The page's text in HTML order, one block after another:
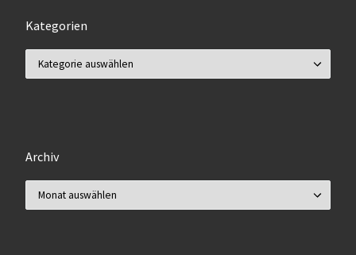
Kategorien
Archiv